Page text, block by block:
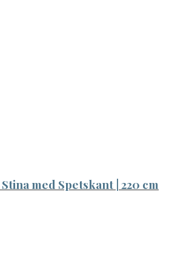
med Spetskant | 220 cm